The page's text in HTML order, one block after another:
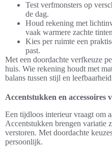
Test verfmonsters op
de dag.
Houd rekening met
vaak warmere zachte
Kies per ruimte een
past.
Met een doordachte verfkeuze
huis. Wie rekening houdt met
balans tussen stijl en
Accentstukken en accessoires
Een tijdloos interieur vraagt om
Accentstukken brengen variatie
verstoren. Met doordachte
persoonlijk.